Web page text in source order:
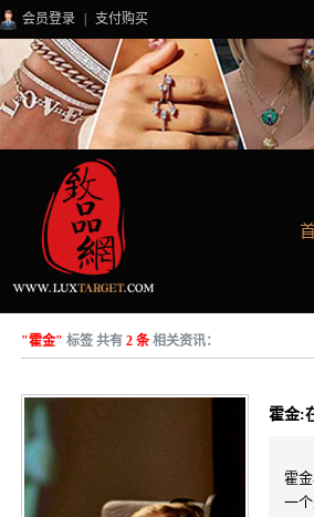
会员登录 支付购买
"霍金" 标签 共有 2 条相关资讯：
霍金:
霍
一